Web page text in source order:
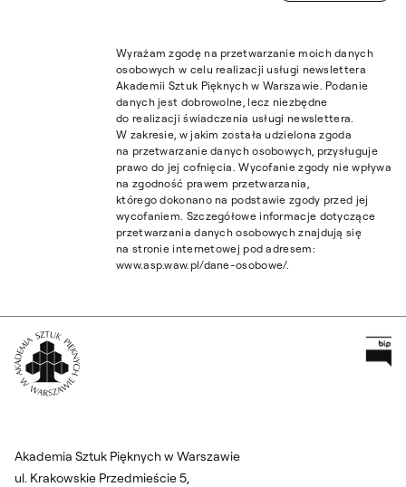
Wyrażam zgodę na przetwarzanie moich danych
osobowych w celu realizacji usługi newslettera
Akademii Sztuk Pięknych w Warszawie. Podanie
danych jest dobrowolne, lecz niezbędne
do realizacji świadczenia usługi newslettera.
W zakresie, w jakim została udzielona zgoda
na przetwarzanie danych osobowych, przysługuje
prawo do jej cofnięcia. Wycofanie zgody nie wpływa
na zgodność prawem przetwarzania,
którego dokonano na podstawie zgody przed jej
wycofaniem. Szczegółowe informacje dotyczące
przetwarzania danych osobowych znajdują się
na stronie internetowej pod adresem:
www.asp.waw.pl/dane-osobowe/.
Akademia Sztuk Pięknych w Warszawie
ul. Krakowskie Przedmieście 5,